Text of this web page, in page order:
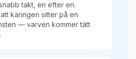
takt, en efter en.
käringen sitter på en
— varven kommer tätt